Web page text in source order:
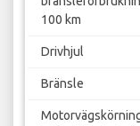
100 km
Drivhjul
Bränsle